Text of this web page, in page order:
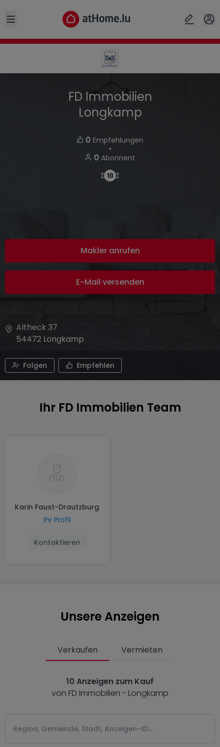
Open sidebar
FD Immobilien
Longkamp
0 Empfehlungen
・
0 Abonnent
Makler anrufen
E-Mail versenden
Altheck 37
54472 Longkamp
Folgen Empfehlen
Ihr FD Immobilien Team
Karin Faust-Drautzburg
Ihr Profil
Kontaktieren
Unsere Anzeigen
Verkaufen Vermieten
10 Anzeigen zum Kauf
von FD Immobilien - Longkamp